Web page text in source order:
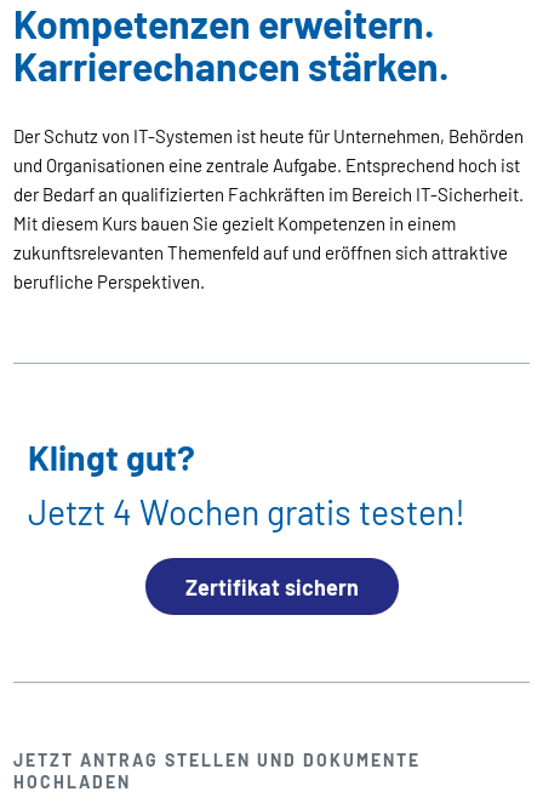
Kompetenzen erweitern.
Karrierechancen stärken.
Der Schutz von IT-Systemen ist heute für Unternehmen, Behörden
und Organisationen eine zentrale Aufgabe. Entsprechend hoch ist
der Bedarf an qualifizierten Fachkräften im Bereich IT-Sicherheit.
Mit diesem Kurs bauen Sie gezielt Kompetenzen in einem
zukunftsrelevanten Themenfeld auf und eröffnen sich attraktive
berufliche Perspektiven.
Klingt gut?
Jetzt 4 Wochen gratis testen!
Zertifikat sichern
JETZT ANTRAG STELLEN UND DOKUMENTE
HOCHLADEN